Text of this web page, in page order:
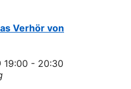
Verhör von
19:00 - 20:30